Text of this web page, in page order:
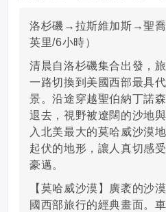
洛杉磯→拉斯維加斯→聖
英里/6小時）
清晨自洛杉磯集合出發，
一路切換到美國西部最具
景。沿途穿越聖伯納丁諾
退去，視野被遼闊的沙地
入北美最大的莫哈威沙漠
起伏的地形，讓人真切感
豪邁。
【莫哈威沙漠】廣袤的沙
國西部旅行的經典畫面。